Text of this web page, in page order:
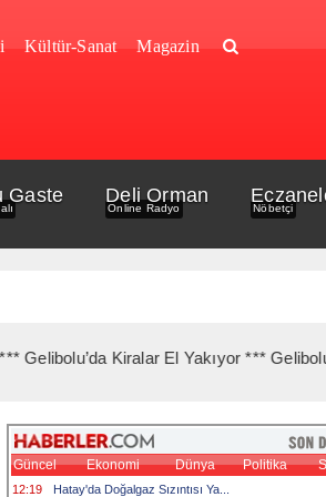
Kültür-Sanat Magazin
Gaste Deli Orman
Online Radyo Nöbetçi
Kiralar El Yakıyor *** Gelibolu